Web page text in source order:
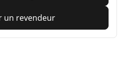
un revendeur